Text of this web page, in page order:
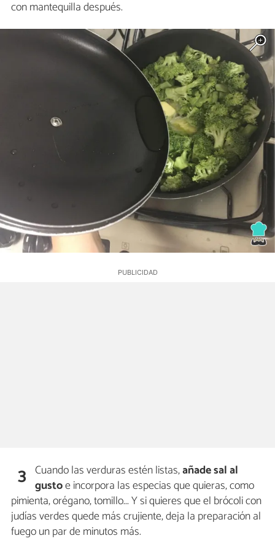
con mantequilla después.
3 Cuando las verduras estén listas,añade sal al
gustoe incorpora las especias que quieras, como
pimienta, orégano, tomillo... Y si quieres que el brócoli con
judías verdes quede más crujiente, deja la preparación al
fuego un par de minutos más.